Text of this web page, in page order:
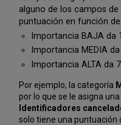
alguno de los campos
puntuación en función
Importancia BAJA da
Importancia MEDIA
Importancia ALTA da
Por ejemplo, la categoría
por lo que se le asigna
Identificadores
solo tiene una puntuación